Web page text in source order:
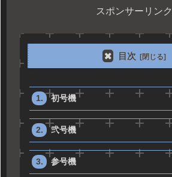
スポンサーリンク
目次
初号機
弐号機
参号機